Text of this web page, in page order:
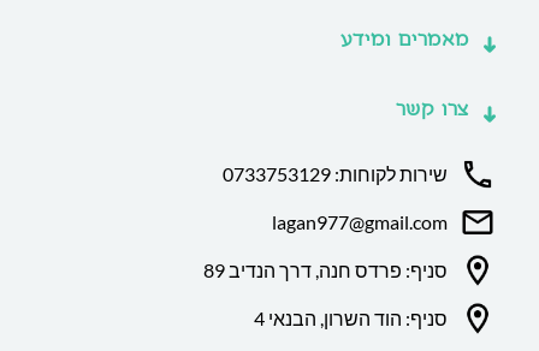
מאמרים ומידע
צרו קשר
שירות לקוחות: 0733753129
lagan977@gmail.com
סניף: פרדס חנה, דרך הנדיב 89
סניף: הוד השרון, הבנאי 4